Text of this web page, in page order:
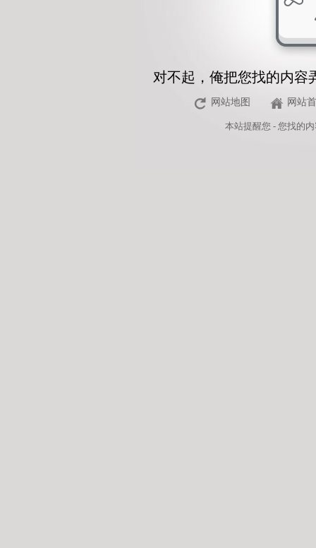
对不起，俺把您找的内容
网站地图 网站
本站提醒您 - 您找的